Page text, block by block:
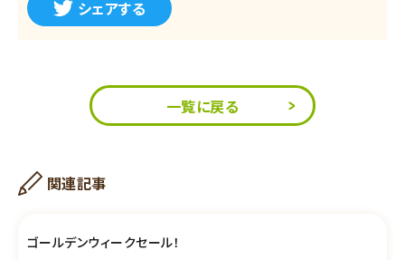
シェアする
一覧に戻る
関連記事
ゴールデンウィークセール！